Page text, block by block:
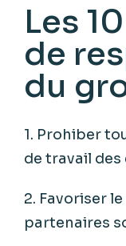
Les
de
du
1. Prohiber
de travail
2. Favoriser
partenaires